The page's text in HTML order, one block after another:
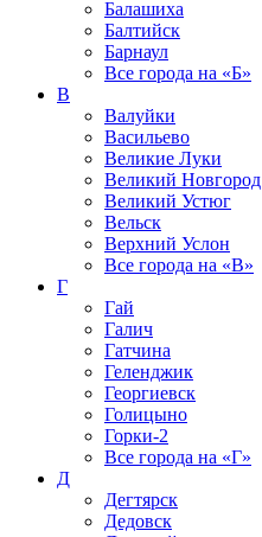
Балашиха
Балтийск
Барнаул
Все города на «Б»
В
Валуйки
Васильево
Великие Луки
Великий Новгород
Великий Устюг
Вельск
Верхний Услон
Все города на «В»
Г
Гай
Галич
Гатчина
Геленджик
Георгиевск
Голицыно
Горки-2
Все города на «Г»
Д
Дегтярск
Дедовск